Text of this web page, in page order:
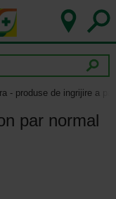
- produse de ingrijire a
par normal